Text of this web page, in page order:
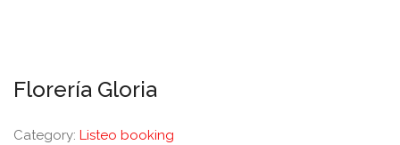
Florería Gloria
Category: Listeo booking